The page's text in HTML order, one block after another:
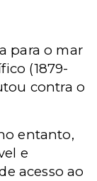
para o mar
(1879-
contra o
entanto,
e
acesso ao